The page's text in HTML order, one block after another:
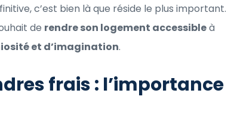
c’est bien là que réside le plus important.
de rendre son logement accessibleà
et d’imagination.
frais : l’importance